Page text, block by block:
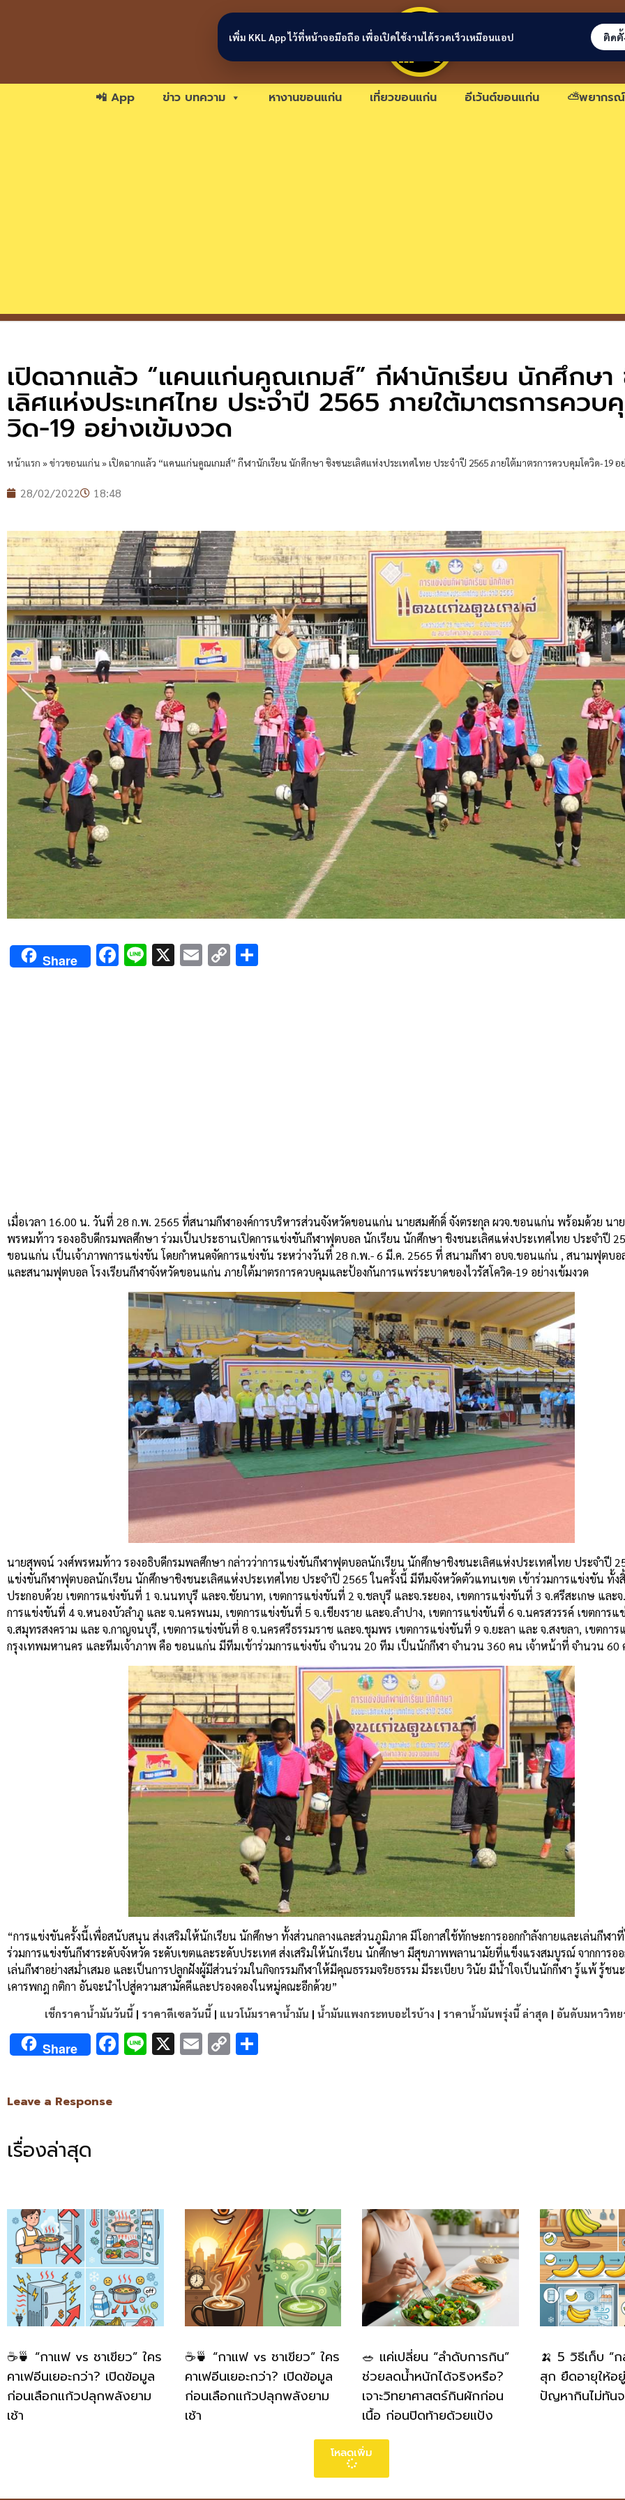
ขอนแก่นลิงก์
📲 App ข่าว บทความ หางานขอนแก่น เที่ยวขอนแก่น อีเว้นต์ขอนแก่น ⛅พยากร
เปิดฉากแล้ว “แคนแก่นคูณเกมส์” กีฬานักเรียน นักศึกษา
เลิศแห่งประเทศไทย ประจำปี 2565 ภายใต้มาตรการควบ
วิด-19 อย่างเข้มงวด
หน้าแรก »ข่าวขอนแก่น»เปิดฉากแล้ว “แคนแก่นคูณเกมส์” กีฬานักเรียน นักศึกษา ชิงชนะเลิศแห่งประเทศไทย ประจำปี 2565 ภายใต้มาตรการควบคุมโควิด-19 อย่
28/02/2022 18:48
Share Facebook
Line
X Email
Copy
เมื่อเวลา 16.00 น. วันที่ 28 ก.พ. 2565 ที่สนามกีฬาองค์การบริหารส่วนจังหวัดขอนแก่น นายสมศักดิ์ จังตระกุล ผวจ.ขอนแก่น พร้อมด้วย นา
พรหมท้าว รองอธิบดีกรมพลศึกษา ร่วมเป็นประธานเปิดการแข่งขันกีฬาฟุตบอล นักเรียน นักศึกษา ชิงชนะเลิศแห่งประเทศไทย ประจำปี
ขอนแก่น เป็นเจ้าภาพการแข่งขัน โดยกำหนดจัดการแข่งขัน ระหว่างวันที่ 28 ก.พ.- 6 มี.ค. 2565 ที่ สนามกีฬา อบจ.ขอนแก่น , สนามฟุตบอ
และสนามฟุตบอล โรงเรียนกีฬาจังหวัดขอนแก่น ภายใต้มาตรการควบคุมและป้องกันการแพร่ระบาดของไวรัสโควิด-19 อย่างเข้มงวด
นายสุพจน์ วงศ์พรหมท้าว รองอธิบดีกรมพลศึกษา กล่าวว่าการแข่งขันกีฬาฟุตบอลนักเรียน นักศึกษาชิงชนะเลิศแห่งประเทศไทย ประจำปี
แข่งขันกีฬาฟุตบอลนักเรียน นักศึกษาชิงชนะเลิศแห่งประเทศไทย ประจำปี 2565 ในครั้งนี้ มีทีมจังหวัดตัวแทนเขต เข้าร่วมการแข่งขัน ทั้ง
ประกอบด้วย เขตการแข่งขันที่ 1 จ.นนทบุรี และจ.ชัยนาท, เขตการแข่งขันที่ 2 จ.ชลบุรี และจ.ระยอง, เขตการแข่งขันที่ 3 จ.ศรีสะเกษ และ
การแข่งขันที่ 4 จ.หนองบัวลำภู และ จ.นครพนม, เขตการแข่งขันที่ 5 จ.เชียงราย และจ.ลำปาง, เขตการแข่งขันที่ 6 จ.นครสวรรค์ เขตการแ
จ.สมุทรสงคราม และ จ.กาญจนบุรี, เขตการแข่งขันที่ 8 จ.นครศรีธรรมราช และจ.ชุมพร เขตการแข่งขันที่ 9 จ.ยะลา และ จ.สงขลา, เขตกา
กรุงเทพมหานคร และทีมเจ้าภาพ คือ ขอนแก่น มีทีมเข้าร่วมการแข่งขัน จำนวน 20 ทีม เป็นนักกีฬา จำนวน 360 คน เจ้าหน้าที่ จำนวน 60
“การแข่งขันครั้งนี้เพื่อสนับสนุน ส่งเสริมให้นักเรียน นักศึกษา ทั้งส่วนกลางและส่วนภูมิภาค มีโอกาสใช้ทักษะการออกกำลังกายและเล่นกีฬา
ร่วมการแข่งขันกีฬาระดับจังหวัด ระดับเขตและระดับประเทศ ส่งเสริมให้นักเรียน นักศึกษา มีสุขภาพพลานามัยที่แข็งแรงสมบูรณ์ จากการออ
เล่นกีฬาอย่างสม่ำเสมอ และเป็นการปลูกฝังผู้มีส่วนร่วมในกิจกรรมกีฬาให้มีคุณธรรมจริยธรรม มีระเบียบ วินัย มีน้ำใจเป็นนักกีฬา รู้แพ้ รู้ชนะ
เคารพกฎ กติกา อันจะนำไปสู่ความสามัคคีและปรองดองในหมู่คณะอีกด้วย”
เช็กราคาน้ำมันวันนี้ | ราคาดีเซลวันนี้ | แนวโน้มราคาน้ำมัน | น้ำมันแพงกระทบอะไรบ้าง | ราคาน้ำมันพรุ่งนี้ ล่าสุด | อันดับมหาวิทย
Share Facebook
Line
X Email
Copy
Leave a Response
เรื่องล่าสุด
☕🍵 “กาแฟ vs ชาเขียว” ใคร
คาเฟอีนเยอะกว่า? เปิดข้อมูล
ก่อนเลือกแก้วปลุกพลังยาม
เช้า
☕🍵 “กาแฟ vs ชาเขียว” ใคร
คาเฟอีนเยอะกว่า? เปิดข้อมูล
ก่อนเลือกแก้วปลุกพลังยาม
เช้า
🥗 แค่เปลี่ยน “ลำดับการกิน”
ช่วยลดน้ำหนักได้จริงหรือ?
เจาะวิทยาศาสตร์กินผักก่อน
เนื้อ ก่อนปิดท้ายด้วยแป้ง
🍌 5 วิธีเก็บ “
สุก ยืดอายุให้อ
ปัญหากินไม่ทัน
โหลดเพิ่ม
เพิ่ม KKL App ไว้ที่หน้าจอมือถือ เพื่อเปิดใช้งานได้รวดเร็วเหมือนแอป ติดตั้